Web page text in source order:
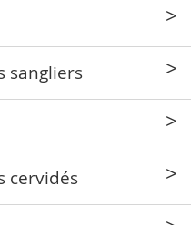
sangliers
cervidés